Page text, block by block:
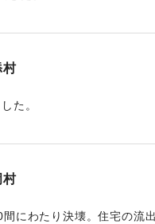
村
た。
村
にわたり決壊。住宅の流